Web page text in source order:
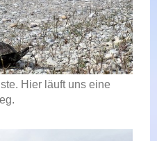
Hier läuft uns eine